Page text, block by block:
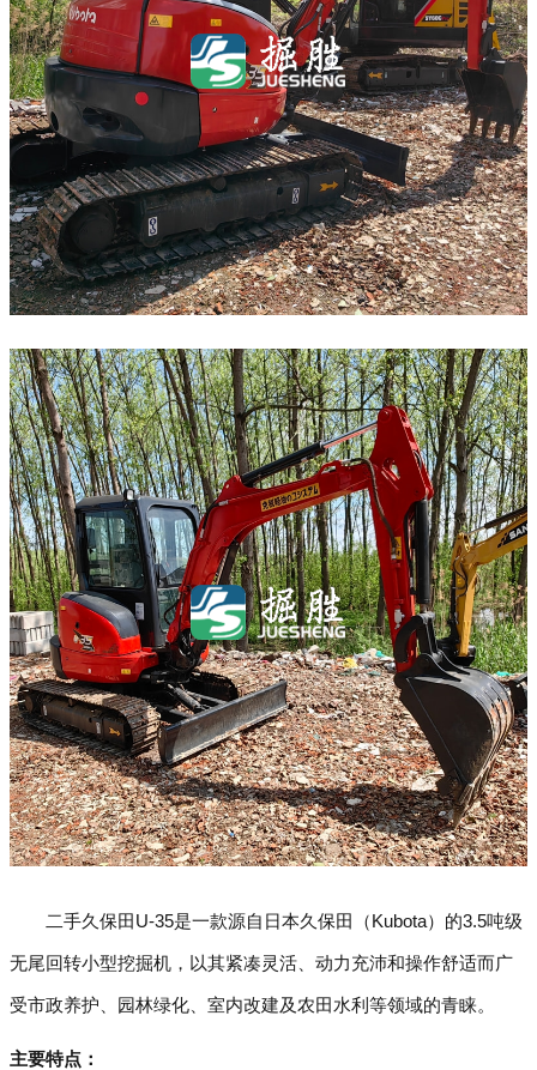
二手久保田U-35是一款源自日本久保田（Kubota）的3.5吨级
无尾回转小型挖掘机，以其紧凑灵活、动力充沛和操作舒适而广
受市政养护、园林绿化、室内改建及农田水利等领域的青睐。
主要特点：